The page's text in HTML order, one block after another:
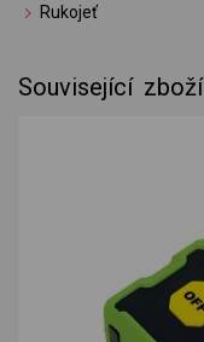
Rukojeť
Související zboží